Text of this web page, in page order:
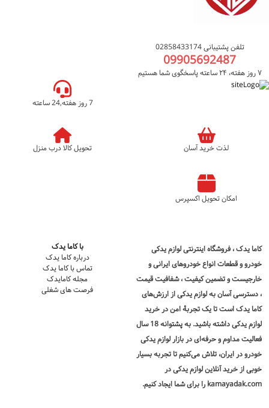
تلفن پشتیبانی 02858433174
09905692487
۷ روز هفته، ۲۴ ساعته پاسخگوی شما هستیم
7 روز هفته,24 ساعته
لذت خرید آسان تحویل کالا درب منزل
امکان تحویل اکسپرس
کاما یدک، فروشگاه اینترنتی لوازم یدکی
خودرو و قطعات انواع خودروهای ایرانی و
خارجیست و تضمین کیفیت ، شفافیت قیمت
، دسترسی آسان به لوازم یدکی از ارزش‌های
کاما یدک است تا یک تجربۀ امن درخرید
لوازم یدکی
داشته باشید. به پشتوانه 18 سال
فعالیت مداوم و حرفه‌ای در بازار لوازم یدکی
خودرو در ایران، تلاش می‌کنیم تا تجربه بسیار
خوبی از خرید آنلاین لوازم یدکی در
kamayadak.com را برای شما ایجاد کنیم.
با کاما یدک
درباره کاما یدک
تماس با کاما یدک
مجله کامایدک
فرصت های شغلی